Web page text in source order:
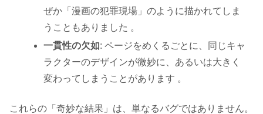
ぜか「漫画の犯罪現場」のように描かれてしま
うこともありました 。
一貫性の欠如: ページをめくるごとに、同じキャ
ラクターのデザインが微妙に、あるいは大きく
変わってしまうことがあります 。
これらの「奇妙な結果」は、単なるバグではありません。